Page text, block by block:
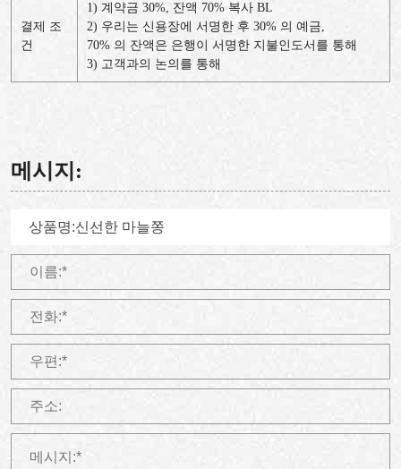
결제 조
건
1) 계약금 30%, 잔액 70% 복사 BL
2) 우리는 신용장에 서명한 후 30% 의 예금,
70% 의 잔액은 은행이 서명한 지불인도서를 통해
3) 고객과의 논의를 통해
메시지: